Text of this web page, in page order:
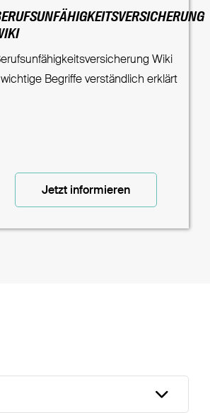
Wiki
Begriffe verständlich erklärt
Jetzt informieren